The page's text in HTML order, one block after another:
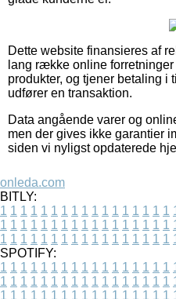
Dette website finansieres af
lang række online
produkter, og tjener betaling
udfører en transaktion.
Data angående varer og
men der gives ikke garantier
siden vi nyligst opdaterede
onleda.com
BITLY:
1 1 1 1 1 1 1 1 1 1 1 1 1 1 1 1 1
1 1 1 1 1 1 1 1 1 1 1 1 1 1 1 1 1
1 1 1 1 1 1 1 1 1 1 1 1 1 1 1 1 1
SPOTIFY:
1 1 1 1 1 1 1 1 1 1 1 1 1 1 1 1 1
1 1 1 1 1 1 1 1 1 1 1 1 1 1 1 1 1
1 1 1 1 1 1 1 1 1 1 1 1 1 1 1 1 1